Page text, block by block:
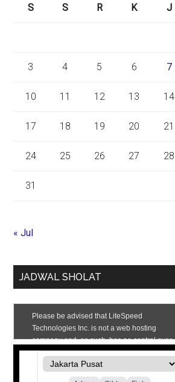
S
S R K J
3 4 5 6 7
10 11 12 13 14
17 18 19 20 21
24 25 26 27 28
31
« Jul
JADWAL SHOLAT